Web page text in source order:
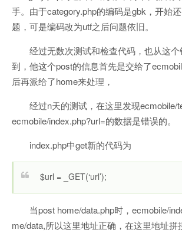
手。由于category.php的编码是gbk，开始
题，可是编码改为utf之后问题依旧。
经过无数次测试和检查代码，也从这
到，他这个post的信息首先是交给了
后再派给了home来处理，
经过n天的测试，在这里发现ecmobile/
ecmobile/index.php?url=的数据是错误的。
index.php中get新的代码为
$url = _GET(‘url’);
当post home/data.php时，ecmobile/
me/data,所以这里地址正确，在这里地址拼